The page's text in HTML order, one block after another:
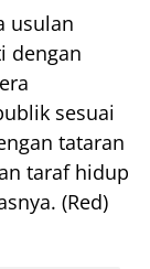
usulan
dengan
sesuai
tataran
taraf hidup
(Red)